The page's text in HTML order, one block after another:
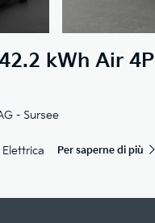
kWh Air 4P
- Sursee
| Elettrica Per saperne di più